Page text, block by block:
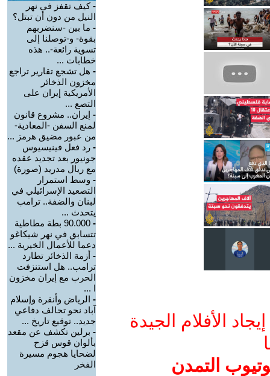
الأفلام الجيدة
التمدن
-كيف تقفز في نهر
النيل من دون أن تبتل؟
- ما بين -سنضربهم
بقوة- و-توصلنا إلى
تسوية رائعة-.. هذه
خطابات ...
- هل تشجع تقارير تراجع
مخزون الذخائر
الأمريكية إيران على
التصع ...
- إيران.. مشروع قانون
لمنع السفن -المعادية-
من عبور مضيق هرمز ...
- رد فعل فينيسيوس
جونيور بعد تجديد عقده
مع ريال مدريد (صورة)
- وسط استمرار
التصعيد الإسرائيلي في
لبنان والضفة.. ترامب
يتحدث ...
-
90.000 بطة مطاطية
تتسابق في نهر شيكاغو
دعما للأعمال الخيرية ...
- أزمة الذخائر تطارد
ترامب.. هل استنزفت
الحرب مع إيران مخزون
ا ...
- الرياض وأنقرة وإسلام
آباد نحو تحالف دفاعي
جديد.. توقيع تاريخ ...
- برلين تكشف عن مقعد
بألوان قوس قزح
لضحايا هجوم مسيرة
الفخر